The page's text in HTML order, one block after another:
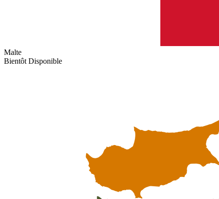
Malte
Bientôt Disponible